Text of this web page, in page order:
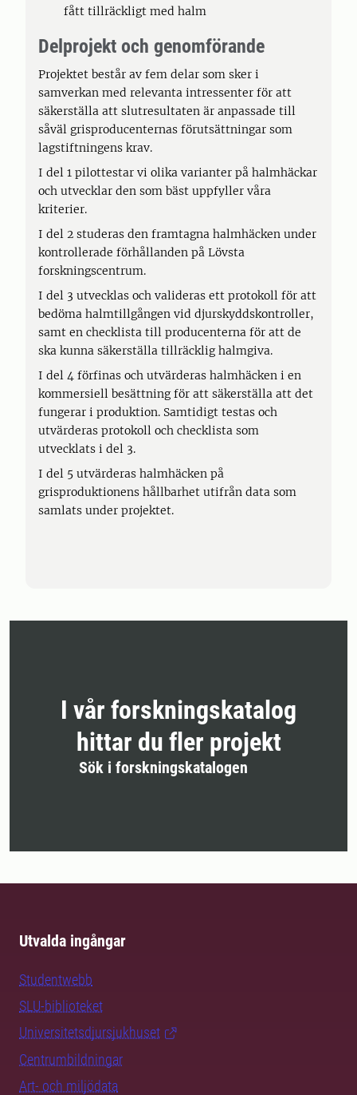
fått tillräckligt med halm
Delprojekt och genomförande
Projektet består av fem delar som sker i
samverkan med relevanta intressenter för att
säkerställa att slutresultaten är anpassade till
såväl grisproducenternas förutsättningar som
lagstiftningens krav.
I del 1 pilottestar vi olika varianter på halmhäckar
och utvecklar den som bäst uppfyller våra
kriterier.
I del 2 studeras den framtagna halmhäcken under
kontrollerade förhållanden på Lövsta
forskningscentrum.
I del 3 utvecklas och valideras ett protokoll för att
bedöma halmtillgången vid djurskyddskontroller,
samt en checklista till producenterna för att de
ska kunna säkerställa tillräcklig halmgiva.
I del 4 förfinas och utvärderas halmhäcken i en
kommersiell besättning för att säkerställa att det
fungerar i produktion. Samtidigt testas och
utvärderas protokoll och checklista som
utvecklats i del 3.
I del 5 utvärderas halmhäcken på
grisproduktionens hållbarhet utifrån data som
samlats under projektet.
I vår forskningskatalog
hittar du fler projekt
Sök i forskningskatalogen
Utvalda ingångar
Studentwebb
SLU-biblioteket
Universitetsdjursjukhuset
Centrumbildningar
Art- och miljödata